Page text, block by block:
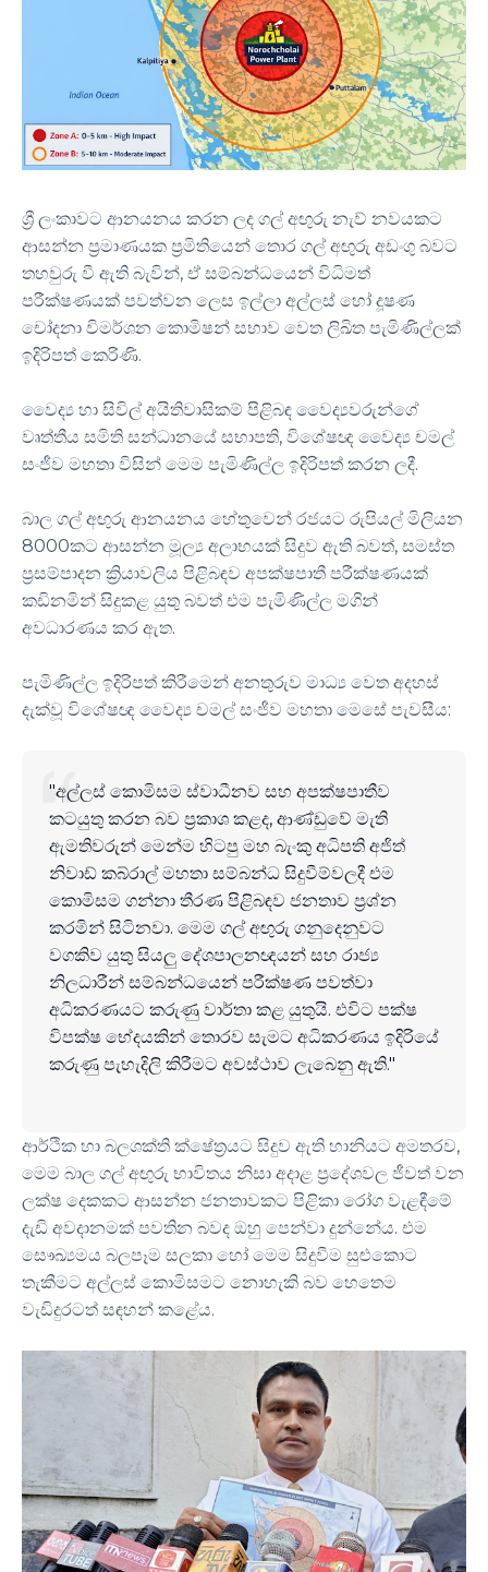
ශ්‍රී ලංකාවට ආනයනය කරන ලද ගල් අඟුරු නැව් නවයකට
ආසන්න ප්‍රමාණයක ප්‍රමිතියෙන් තොර ගල් අඟුරු අඩංගු බවට
තහවුරු වී ඇති බැවින්, ඒ සම්බන්ධයෙන් විධිමත්
පරීක්ෂණයක් පවත්වන ලෙස ඉල්ලා අල්ලස් හෝ දූෂණ
චෝදනා විමර්ශන කොමිෂන් සභාව වෙත ලිඛිත පැමිණිල්ලක්
ඉදිරිපත් කෙරිණි.
වෛද්‍ය හා සිවිල් අයිතිවාසිකම් පිළිබඳ වෛද්‍යවරුන්ගේ
වෘත්තීය සමිති සන්ධානයේ සභාපති, විශේෂඥ වෛද්‍ය චමල්
සංජීව මහතා විසින් මෙම පැමිණිල්ල ඉදිරිපත් කරන ලදී.
බාල ගල් අඟුරු ආනයනය හේතුවෙන් රජයට රුපියල් මිලියන
8000කට ආසන්න මූල්‍ය අලාභයක් සිදුව ඇති බවත්, සමස්ත
ප්‍රසම්පාදන ක්‍රියාවලිය පිළිබඳව අපක්ෂපාතී පරීක්ෂණයක්
කඩිනමින් සිදුකළ යුතු බවත් එම පැමිණිල්ල මගින්
අවධාරණය කර ඇත.
පැමිණිල්ල ඉදිරිපත් කිරීමෙන් අනතුරුව මාධ්‍ය වෙත අදහස්
දැක්වූ විශේෂඥ වෛද්‍ය චමල් සංජීව මහතා මෙසේ පැවසීය:
"අල්ලස් කොමිසම ස්වාධීනව සහ අපක්ෂපාතීව
කටයුතු කරන බව ප්‍රකාශ කළද, ආණ්ඩුවේ මැති
ඇමතිවරුන් මෙන්ම හිටපු මහ බැංකු අධිපති අජිත්
නිවාඩ් කබ්රාල් මහතා සම්බන්ධ සිදුවීම්වලදී එම
කොමිසම ගන්නා තීරණ පිළිබඳව ජනතාව ප්‍රශ්න
කරමින් සිටිනවා. මෙම ගල් අඟුරු ගනුදෙනුවට
වගකිව යුතු සියලු දේශපාලනඥයන් සහ රාජ්‍ය
නිලධාරීන් සම්බන්ධයෙන් පරීක්ෂණ පවත්වා
අධිකරණයට කරුණු වාර්තා කළ යුතුයි. එවිට පක්ෂ
විපක්ෂ භේදයකින් තොරව සැමට අධිකරණය ඉදිරියේ
කරුණු පැහැදිලි කිරීමට අවස්ථාව ලැබෙනු ඇති."
ආර්ථික හා බලශක්ති ක්ෂේත්‍රයට සිදුව ඇති හානියට අමතරව,
මෙම බාල ගල් අඟුරු භාවිතය නිසා අදාළ ප්‍රදේශවල ජීවත් වන
ලක්ෂ දෙකකට ආසන්න ජනතාවකට පිළිකා රෝග වැළඳීමේ
දැඩි අවදානමක් පවතින බවද ඔහු පෙන්වා දුන්නේය. එම
සෞඛ්‍යමය බලපෑම සලකා හෝ මෙම සිදුවීම සුළුකොට
තැකීමට අල්ලස් කොමිසමට නොහැකි බව හෙතෙම
වැඩිදුරටත් සඳහන් කළේය.